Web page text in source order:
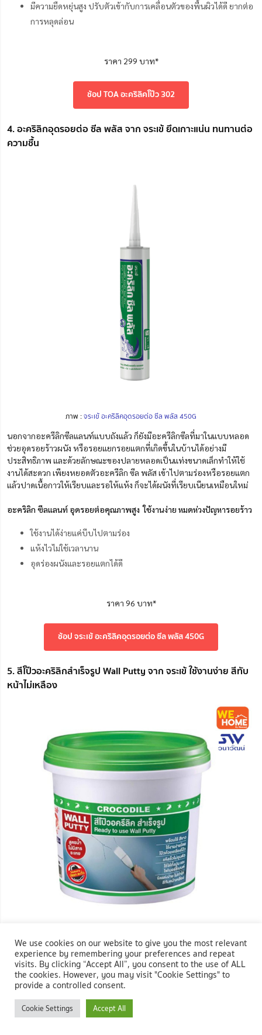
มีความยืดหยุ่นสูง ปรับตัวเข้ากับการเคลื่อนตัวของพื้นผิวได้ดี ยากต่อ
การหลุดล่อน
ราคา 299 บาท*
ช้อป TOA อะคริลิคโป๊ว 302
4. อะคริลิกอุดรอยต่อ ซีล พลัส จาก จระเข้ ยึดเกาะแน่น ทนทานต่อ
ความชื้น
ภาพ :จระเข้ อะคริลิคอุดรอยต่อ ซีล พลัส 450G
นอกจากอะครีลิกซีลแลนท์แบบถังแล้ว ก็ยังมีอะครีลิกซีลที่มาในแบบหลอด
ช่วยอุดรอยร้าวผนัง หรือรอยแยกรอยแตกที่เกิดขึ้นในบ้านได้อย่างมี
ประสิทธิภาพ และด้วยลักษณะของปลายหลอดเป็นแท่งขนาดเล็กทำให้ใช้
งานได้สะดวก เพียงหยอดตัวอะครีลิก ซีล พลัส เข้าไปตามร่องหรือรอยแตก
แล้วปาดเนื้อกาวให้เรียบและรอให้แห้ง ก็จะได้ผนังที่เรียบเนียนเหมือนใหม่
อะคริลิก ซีลแลนท์ อุดรอยต่อคุณภาพสูง ใช้งานง่าย หมดห่วงปัญหารอยร้าว
ใช้งานได้ง่ายแค่บีบไปตามร่อง
แห้งไวไม่ใช้เวลานาน
อุดร่องผนังและรอยแตกได้ดี
ราคา 96 บาท*
ช้อป จระเข้ อะคริลิคอุดรอยต่อ ซีล พลัส 450G
5. สีโป๊วอะคริลิกสำเร็จรูป Wall Putty จาก จระเข้ ใช้งานง่าย สีทับ
หน้าไม่เหลือง
ภาพ :จระเข้ วอลล์พัตตี้ โป๊วผนัง 1.2 กก.
จัดการรอยแตกร้าวเจ้าปัญหาได้ง่ายๆ ด้วยสีโป๊วอะคริลิกสำเร็จรูป Wall
Putty จาก จระเข้ ขนาด 1.2 กก. สูตรน้ำ อุดง่าย แห้งเร็ว ไม่ทำให้สีทับหน้า
เหลือง จะผิวคอนกรีต, ปูนฉาบ, ยิปซั่ม, ไฟเบอร์ซีเมนต์ หรือไม้สังเคราะก์ ก็
สามารถปกปิดรอยร้าวได้เรียบเนียน เป็นมิตรกับสิ่งแวดล้อม เพราะไม่มีสาร
We use cookies on our website to give you the most relevant
experience by remembering your preferences and repeat
visits. By clicking “Accept All”, you consent to the use of ALL
the cookies. However, you may visit "Cookie Settings" to
provide a controlled consent.
Cookie Settings Accept All